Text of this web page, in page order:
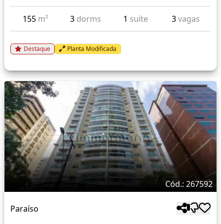
155 m² 3 dorms 1 suíte 3vagas
Destaque Planta Modificada
Cód.: 267592
Paraíso